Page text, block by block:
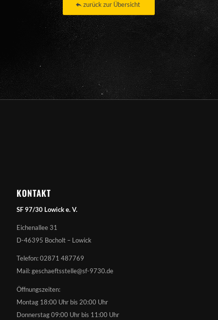
zurück zur Übersicht
KONTAKT
SF 97/30 Lowick e. V.
Eichenallee 31
D-46395 Bocholt – Lowick
Telefon: 02871 487769
Mail: geschaeftsstelle@sf-9730.de
Öffnungszeiten:
Montag 18:00 Uhr bis 20:00 Uhr
Donnerstag 09:00 Uhr bis 11:00 Uhr